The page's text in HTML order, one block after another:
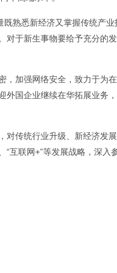
熟悉新经济又掌握传统产
对于新生事物要给予充分的
，加强网络安全，致力于为
外国企业继续在华拓展业务
对传统行业升级、新经济发
互联网+”等发展战略，深入